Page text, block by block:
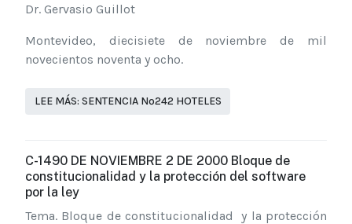
Dr. Gervasio Guillot
Montevideo, diecisiete de noviembre de mil
novecientos noventa y ocho.
LEE MÁS: SENTENCIA Nº242 HOTELES
C-1490 DE NOVIEMBRE 2 DE 2000 Bloque de
constitucionalidad y la protección del software
por la ley
Tema. Bloque de constitucionalidad y la protección